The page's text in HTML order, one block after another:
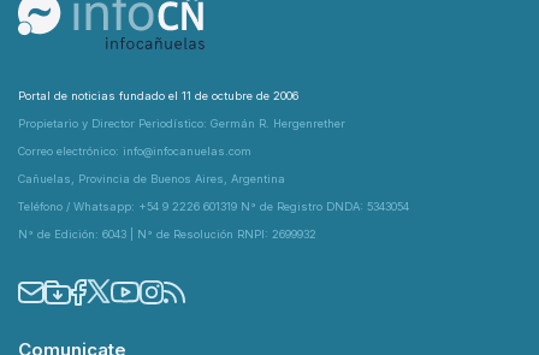
Portal de noticias fundado el 11 de octubre de 2006
Propietario y Director Periodístico: Germán R. Hergenrether
Correo electrónico: info@infocanuelas.com
Cañuelas, Provincia de Buenos Aires, Argentina
Teléfono / Whatsapp: +54 9 2226 601319 N° de Registro DNDA: 5343054
N° de Edición: 6043 | N° de Resolución RNPI: 2699932
Comunicate